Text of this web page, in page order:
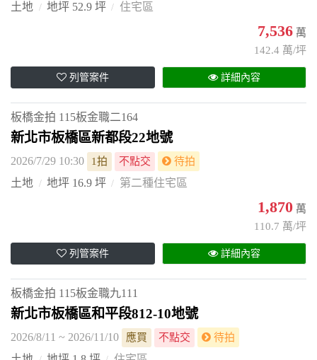
土地 地坪 52.9 坪 住宅區
7,536 萬
142.4 萬/坪
列管案件 詳細內容
板橋金拍 115板金職二164
新北市板橋區新都段22地號
2026/7/29 10:30 1拍 不點交 待拍
土地 地坪 16.9 坪 第二種住宅區
1,870 萬
110.7 萬/坪
列管案件 詳細內容
板橋金拍 115板金職九111
新北市板橋區和平段812-10地號
2026/8/11 ~ 2026/11/10 應買 不點交 待拍